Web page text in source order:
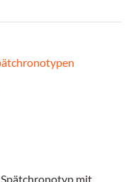
Spätchronotyp mit